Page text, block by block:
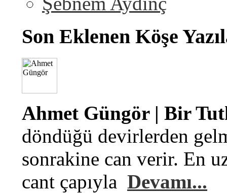
Son Eklenen Köşe
Ahmet Güngör | Bir
döndüğü devirlerden
sonrakine can verir. En
cant çapıyla Devamı...